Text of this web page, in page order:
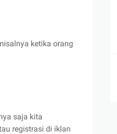
ketika orang
saja kita
registrasi di iklan